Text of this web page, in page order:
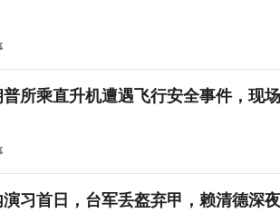
所乘直升机遭遇飞行安全事件，现
演习首日，台军丢盔弃甲，赖清德深